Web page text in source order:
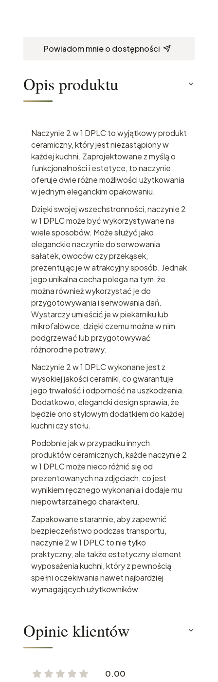
Powiadom mnie o dostępności
Opis produktu
Naczynie 2 w 1 DPLC to wyjątkowy produkt
ceramiczny, który jest niezastąpiony w
każdej kuchni. Zaprojektowane z myślą o
funkcjonalności i estetyce, to naczynie
oferuje dwie różne możliwości użytkowania
w jednym eleganckim opakowaniu.
Dzięki swojej wszechstronności, naczynie 2
w 1 DPLC może być wykorzystywane na
wiele sposobów. Może służyć jako
eleganckie naczynie do serwowania
sałatek, owoców czy przekąsek,
prezentując je w atrakcyjny sposób. Jednak
jego unikalna cecha polega na tym, że
można również wykorzystać je do
przygotowywania i serwowania dań.
Wystarczy umieścić je w piekarniku lub
mikrofalówce, dzięki czemu można w nim
podgrzewać lub przygotowywać
różnorodne potrawy.
Naczynie 2 w 1 DPLC wykonane jest z
wysokiej jakości ceramiki, co gwarantuje
jego trwałość i odporność na uszkodzenia.
Dodatkowo, elegancki design sprawia, że
będzie ono stylowym dodatkiem do każdej
kuchni czy stołu.
Podobnie jak w przypadku innych
produktów ceramicznych, każde naczynie 2
w 1 DPLC może nieco różnić się od
prezentowanych na zdjęciach, co jest
wynikiem ręcznego wykonania i dodaje mu
niepowtarzalnego charakteru.
Zapakowane starannie, aby zapewnić
bezpieczeństwo podczas transportu,
naczynie 2 w 1 DPLC to nie tylko
praktyczny, ale także estetyczny element
wyposażenia kuchni, który z pewnością
spełni oczekiwania nawet najbardziej
wymagających użytkowników.
Opinie klientów
0.00